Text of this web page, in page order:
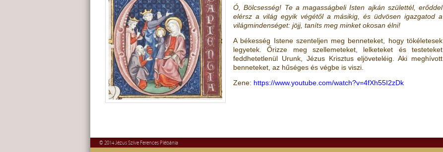
Ó, Bölcsesség! Te a magasságbeli Isten ajkán születtél, erőddel
elérsz a világ egyik végétől a másikig, és üdvösen igazgatod a
világmindenséget: jöjj, taníts meg minket okosan élni!
A békesség Istene szenteljen meg benneteket, hogy tökéletesek
legyetek. Őrizze meg szellemeteket, lelketeket és testeteket
feddhetetlenül Urunk, Jézus Krisztus eljöveteléig. Aki meghívott
benneteket, az hűséges és végbe is viszi.
Zene: https://www.youtube.com/watch?v=4fXh55I2zDk
© 2014 Jézus Szíve Ferences Plébánia